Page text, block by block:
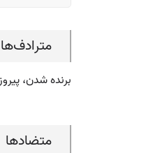
مترادف‌ها
برنده شدن،
متضادها